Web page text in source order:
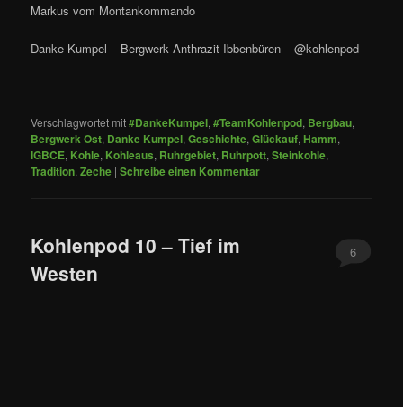
Markus vom Montankommando
Danke Kumpel – Bergwerk Anthrazit Ibbenbüren – @kohlenpod
Verschlagwortet mit#DankeKumpel,#TeamKohlenpod, Bergbau,
Bergwerk Ost, Danke Kumpel,Geschichte,Glückauf,Hamm,
IGBCE, Kohle, Kohleaus, Ruhrgebiet, Ruhrpott,Steinkohle,
Tradition,Zeche |Schreibe einen Kommentar
Kohlenpod 10 – Tief im
Westen
6